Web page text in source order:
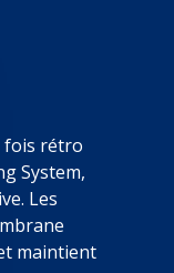
fois rétro
System,
Les
maintient